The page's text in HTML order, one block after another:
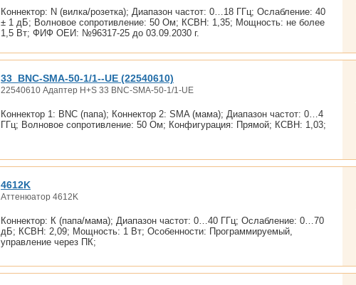
Коннектор: N (вилка/розетка); Диапазон частот: 0…18 ГГц; Ослабление: 40
± 1 дБ; Волновое сопротивление: 50 Ом; КСВН: 1,35; Мощность: не более
1,5 Вт; ФИФ ОЕИ: №96317-25 до 03.09.2030 г.
33_BNC-SMA-50-1/1--UE (22540610)
22540610 Адаптер H+S 33 BNC-SMA-50-1/1-UE
Коннектор 1: BNC (папа); Коннектор 2: SMA (мама); Диапазон частот: 0…4
ГГц; Волновое сопротивление: 50 Ом; Конфигурация: Прямой; КСВН: 1,03;
4612K
Аттенюатор 4612K
Коннектор: К (папа/мама); Диапазон частот: 0…40 ГГц; Ослабление: 0…70
дБ; КСВН: 2,09; Мощность: 1 Вт; Особенности: Программируемый,
управление через ПК;